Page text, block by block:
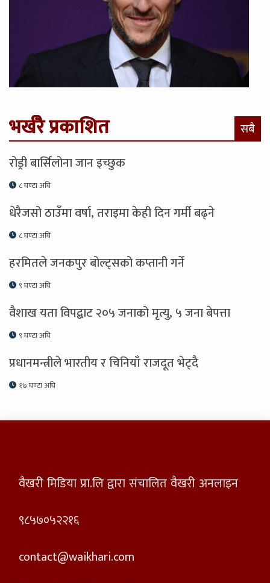
भर्खरै प्रकाशित सबै
रोड्री बार्सिलोना जान इच्छुक
८ घण्टा अघि
धेरैजसो ठाउँमा वर्षा, तराइमा केही दिन गर्मी बढ्ने
८ घण्टा अघि
हरमितले जनकपुर बोल्ट्सको कप्तानी गर्ने
९ घण्टा अघि
वैशाख यता विपद्बाट २०५ जनाको मृत्यु, ५ जना बेपत्ता
९ घण्टा अघि
प्रधानमन्त्रीले भारतीय र चिनियाँ राजदूत भेट्दै
१७ घण्टा अघि
वैखरी मिडिया प्रा.लि द्वारा संचालित वैखरी अनलाइन
९८५७०५२२१६
contact@waikhari.com